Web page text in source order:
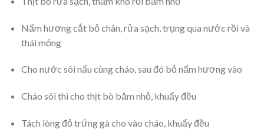
Nấm hương cắt bỏ chân, rửa sạch, trụng qua nước rồi và
thái mỏng
Cho nước sôi nấu cùng cháo, sau đó bỏ nấm hương vào
Cháo sôi thì cho thịt bò băm nhỏ, khuấy đều
Tách lòng đỏ trứng gà cho vào cháo, khuấy đều